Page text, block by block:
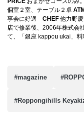
個室２室、テーブル２卓
事会に好適 CHEF 他力野
店で修業後、2006年株式会
て、「銀座 kappou ukai」
#magazine
#Roppongihills